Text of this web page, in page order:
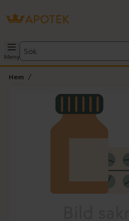
Meny
Sök
Hem
Lista: . Innehåller 1